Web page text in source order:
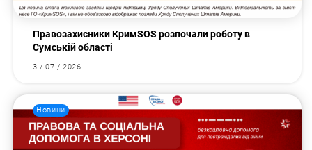
Правозахисники КримSOS розпочали роботу в
Сумській області
3 / 07 / 2026
Новини